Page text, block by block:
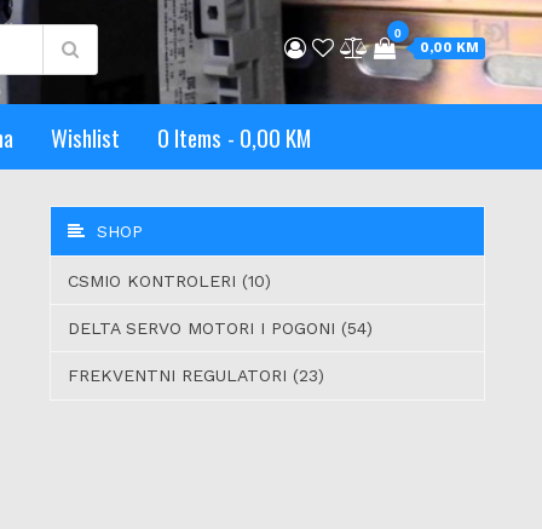
0
0,00 KM
Wishlist 0 Items 0,00 KM
SHOP
CSMIO KONTROLERI (10)
DELTA SERVO MOTORI I POGONI (54)
FREKVENTNI REGULATORI (23)